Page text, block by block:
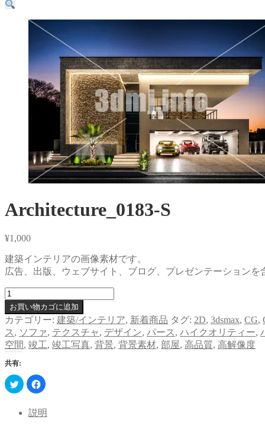
Architecture_0183-S
¥1,000
建築インテリアの画像素材です。
広告、出版、ウェブサイト、ブログ、プレゼンテーションを
Architecture_0183-
S
個
お買い物カゴに追加
カテゴリー: 建築/インテリア, 新着商品 タグ: 2D, 3dsmax, CG,
ス , ソファ, テクスチャ, デザイン, パース , ハイクオリティー,
空間, 竣工, 竣工写真, 背景, 背景素材, 部屋, 高品質, 高解像度
共有:
ク
リ
し
て
Facebook
で
す
る
説明